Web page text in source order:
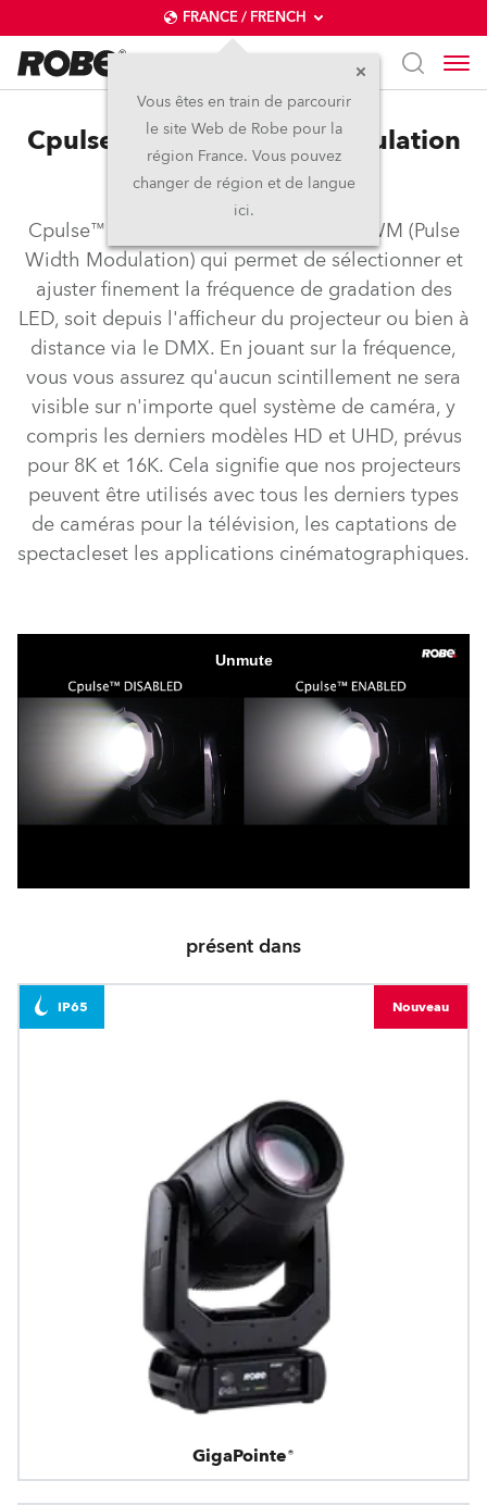
FRANCE / FRENCH
Vous êtes en train de parcourir
le site Web de Robe pour la
région France. Vous pouvez
changer de région et de langue
ici.
Cpulse™ – Pulse Width Modulation
Control
Cpulse™ est un système de contrôle PWM (Pulse
Width Modulation) qui permet de sélectionner et
ajuster finement la fréquence de gradation des
LED, soit depuis l'afficheur du projecteur ou bien à
distance via le DMX. En jouant sur la fréquence,
vous vous assurez qu'aucun scintillement ne sera
visible sur n'importe quel système de caméra, y
compris les derniers modèles HD et UHD, prévus
pour 8K et 16K. Cela signifie que nos projecteurs
peuvent être utilisés avec tous les derniers types
de caméras pour la télévision, les captations de
spectacleset les applications cinématographiques.
présent dans
GigaPointe®
IP65 Nouveau